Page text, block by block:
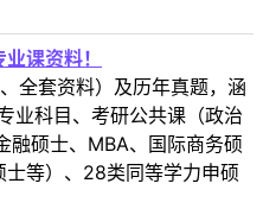
课资料！
全套资料）及历年真题，涵
业科目、考研公共课（政治
融硕士、MBA、国际商务硕
等）、28类同等学力申硕